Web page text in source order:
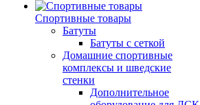
Спортивные товары
Батуты
Батуты с сеткой
Домашние спортивные
комплексы и шведские
стенки
Дополнительное